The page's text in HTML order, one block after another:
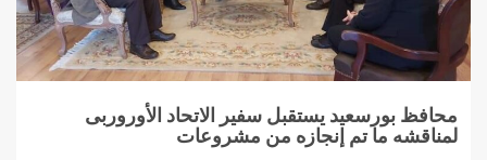
محافظ بورسعيد يستقبل سفير الاتحاد الأوروربى
لمناقشه ما تم إنجازه من مشروعات